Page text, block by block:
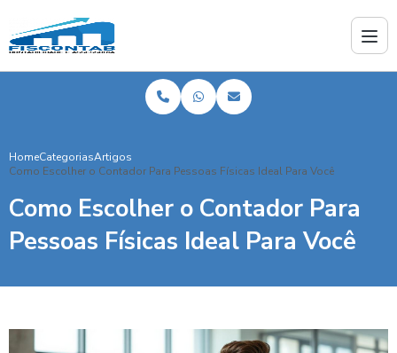
HomeCategoriasArtigos
Como Escolher o Contador Para Pessoas Físicas Ideal Para Você
Como Escolher o Contador Para
Pessoas Físicas Ideal Para Você